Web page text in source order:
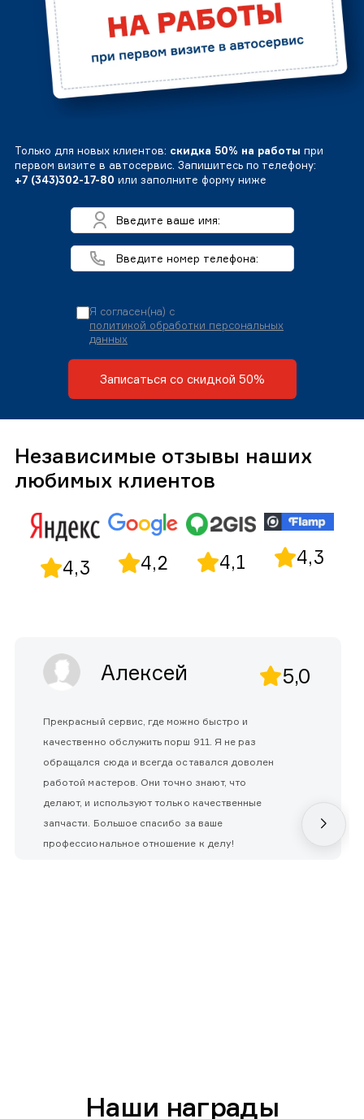
Только для новых клиентов: скидка 50% на работы при
первом визите в автосервис. Запишитесь по телефону:
+7 (343)302-17-80 или заполните форму ниже
Я согласен(на) с
политикой обработки персональных
данных
Записаться со скидкой 50%
Независимые отзывы наших
любимых клиентов
4,3 4,2 4,1 4,3
Алексей 5,0
Прекрасный сервис, где можно быстро и
качественно обслужить порш 911. Я не раз
обращался сюда и всегда оставался доволен
работой мастеров. Они точно знают, что
делают, и используют только качественные
запчасти. Большое спасибо за ваше
профессиональное отношение к делу!
Наши награды